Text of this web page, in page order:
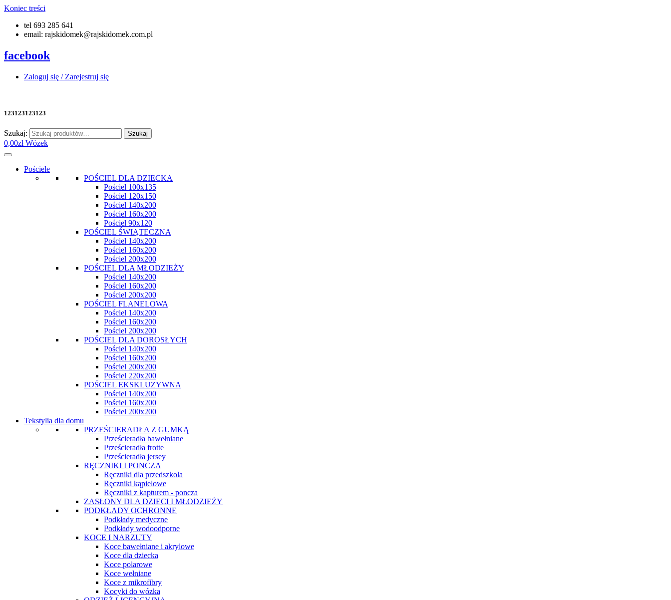
Koniec treści
tel 693 285 641
email: rajskidomek@rajskidomek.com.pl
facebook
Zaloguj się / Zarejestruj się
123123123123
Szukaj: Szukaj
0,00zł Wózek
Pościele
POŚCIEL DLA DZIECKA
Pościel 100x135
Pościel 120x150
Pościel 140x200
Pościel 160x200
Pościel 90x120
POŚCIEL ŚWIĄTECZNA
Pościel 140x200
Pościel 160x200
Pościel 200x200
POŚCIEL DLA MŁODZIEŻY
Pościel 140x200
Pościel 160x200
Pościel 200x200
POŚCIEL FLANELOWA
Pościel 140x200
Pościel 160x200
Pościel 200x200
POŚCIEL DLA DOROSŁYCH
Pościel 140x200
Pościel 160x200
Pościel 200x200
Pościel 220x200
POŚCIEL EKSKLUZYWNA
Pościel 140x200
Pościel 160x200
Pościel 200x200
Tekstylia dla domu
PRZEŚCIERADŁA Z GUMKĄ
Prześcieradła bawełniane
Prześcieradła frotte
Prześcieradła jersey
RĘCZNIKI I PONCZA
Ręczniki dla przedszkola
Ręczniki kąpielowe
Ręczniki z kapturem - poncza
ZASŁONY DLA DZIECI I MŁODZIEŻY
PODKŁADY OCHRONNE
Podkłady medyczne
Podkłady wodoodporne
KOCE I NARZUTY
Koce bawełniane i akrylowe
Koce dla dziecka
Koce polarowe
Koce wełniane
Koce z mikrofibry
Kocyki do wózka